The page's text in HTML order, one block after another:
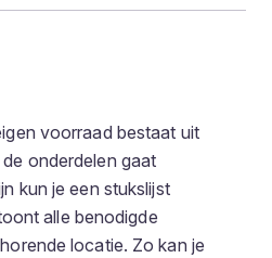
voorraad bestaat uit
onderdelen gaat
kun je een stukslijst
alle benodigde
locatie. Zo kan je